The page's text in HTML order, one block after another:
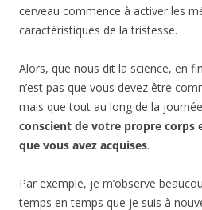
cerveau commence à activer les
caractéristiques de la tristesse.
Alors, que nous dit la science, en
n’est pas que vous devez être
mais que tout au long de la
conscient de votre propre corps
que vous avez acquises.
Par exemple, je m’observe
temps en temps que je suis à